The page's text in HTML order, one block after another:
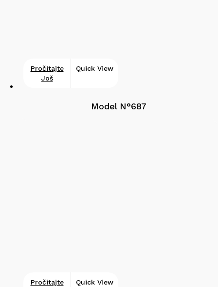
Pročitajte
Još
Quick View
Model N°687
Pročitajte
Quick View